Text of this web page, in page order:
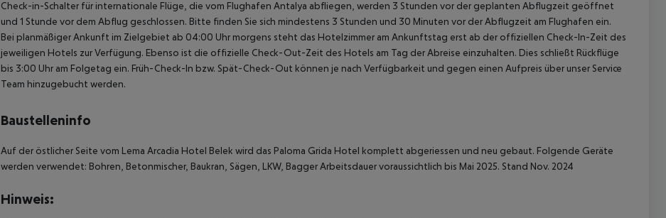
Check-in-Schalter für internationale Flüge, die vom Flughafen Antalya abfliegen, werden 3 Stunden vor der geplanten Abflugzeit geöffnet
und 1 Stunde vor dem Abflug geschlossen. Bitte finden Sie sich mindestens 3 Stunden und 30 Minuten vor der Abflugzeit am Flughafen ein.
Bei planmäßiger Ankunft im Zielgebiet ab 04:00 Uhr morgens steht das Hotelzimmer am Ankunftstag erst ab der offiziellen Check-In-Zeit des
jeweiligen Hotels zur Verfügung. Ebenso ist die offizielle Check-Out-Zeit des Hotels am Tag der Abreise einzuhalten. Dies schließt Rückflüge
bis 3:00 Uhr am Folgetag ein. Früh-Check-In bzw. Spät-Check-Out können je nach Verfügbarkeit und gegen einen Aufpreis über unser Service
Team hinzugebucht werden.
Baustelleninfo
Auf der östlicher Seite vom Lema Arcadia Hotel Belek wird das Paloma Grida Hotel komplett abgeriessen und neu gebaut. Folgende Geräte
werden verwendet: Bohren, Betonmischer, Baukran, Sägen, LKW, BaggerArbeitsdauer voraussichtlich bis Mai 2025. Stand Nov. 2024
Hinweis: